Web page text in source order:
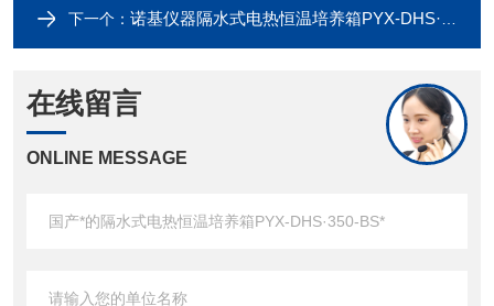
下一个： 诺基仪器隔水式电热恒温培养箱PYX-DHS·350-BS*，欢迎采购咨询！
在线留言
ONLINE MESSAGE